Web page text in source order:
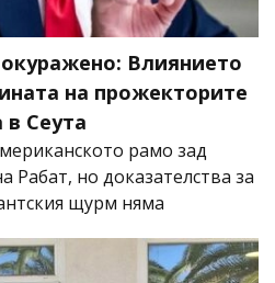
Влиянието
на прожекторите
в Сеута
рамо зад
Рабат, но доказателства за
щурм няма